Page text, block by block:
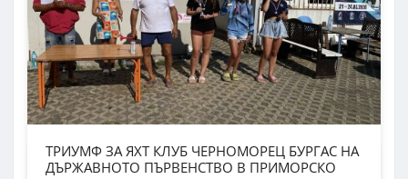
ТРИУМФ ЗА ЯХТ КЛУБ ЧЕРНОМОРЕЦ БУРГАС НА
ДЪРЖАВНОТО ПЪРВЕНСТВО В ПРИМОРСКО